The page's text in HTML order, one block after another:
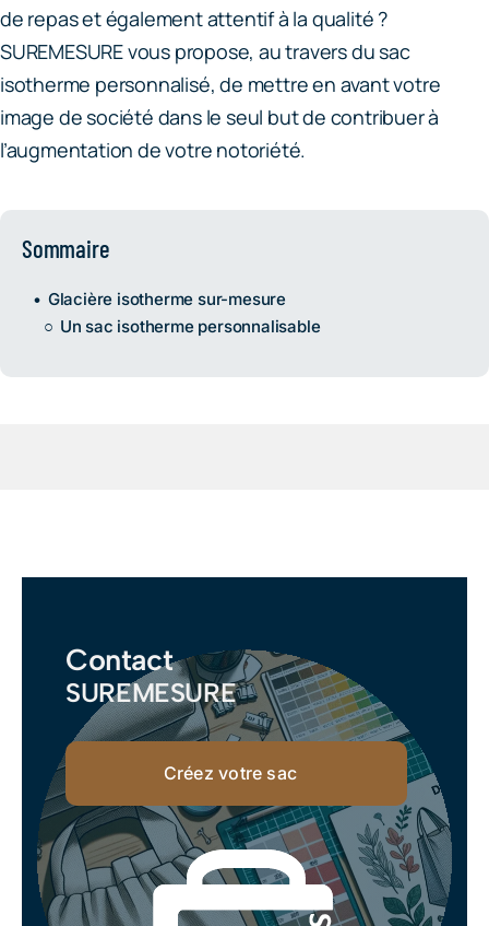
de repas et également attentif à la qualité ?
SUREMESURE vous propose, au travers du sac
isotherme personnalisé, de mettre en avant votre
image de société dans le seul but de contribuer à
l’augmentation de votre notoriété.
Sommaire
Glacière isotherme sur-mesure
Un sac isotherme personnalisable
Contact
SUREMESURE
Créez votre sac